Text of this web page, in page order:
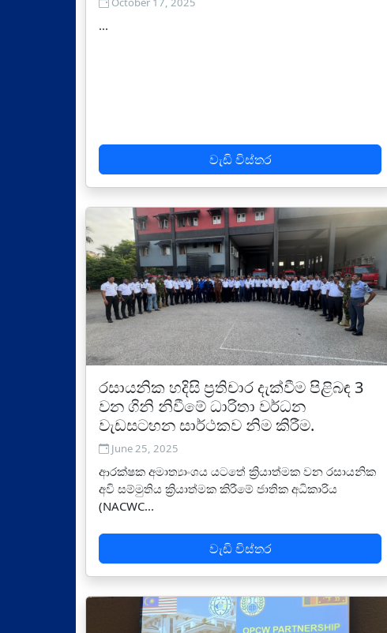
...
වැඩි විස්තර
රසායනික හදිසි ප්‍රතිචාර දැක්වීම පිළිබඳ 3
වන ගිනි නිවීමේ ධාරිතා වර්ධන
වැඩසටහන සාර්ථකව නිම කිරීම.
June 25, 2025
ආරක්ෂක අමාත්‍යාංශය යටතේ ක්‍රියාත්මක වන රසායනික
අවි සම්මුතිය ක්‍රියාත්මක කිරීමේ ජාතික අධිකාරිය
(NACWC...
වැඩි විස්තර